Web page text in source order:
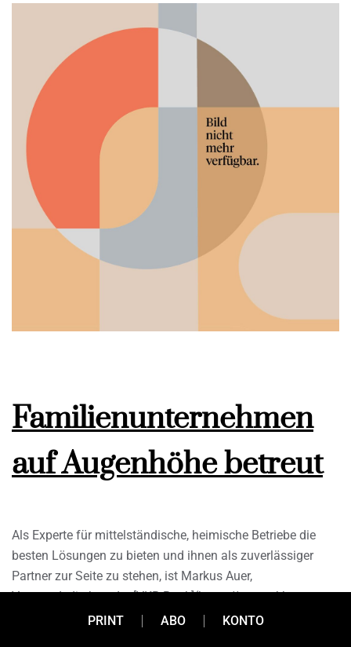
Familienunternehmen
auf Augenhöhe betreut
Als Experte für mittelständische, heimische Betriebe die
besten Lösungen zu bieten und ihnen als zuverlässiger
Partner zur Seite zu stehen, ist Markus Auer,
Vorstandsdirektor der [VKB-Bank](https://www.vkb-
bank.at/), ein wichtiges Anliegen. Wie das am besten
PRINT ABO KONTO